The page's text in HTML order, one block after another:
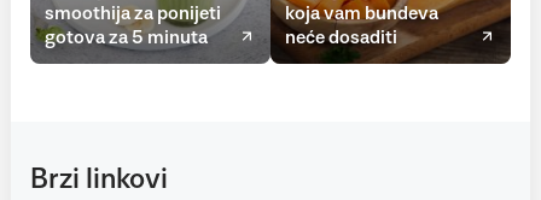
smoothija za ponijeti
gotova za 5 minuta
koja vam bundeva
neće dosaditi
Brzi linkovi